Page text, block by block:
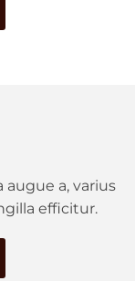
a, varius
efficitur.